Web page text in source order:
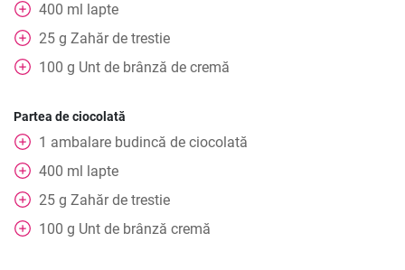
400 ml lapte
25 g Zahăr de trestie
100 g Unt de brânză de cremă
Partea de ciocolată
1 ambalare budincă de ciocolată
400 ml lapte
25 g Zahăr de trestie
100 g Unt de brânză cremă